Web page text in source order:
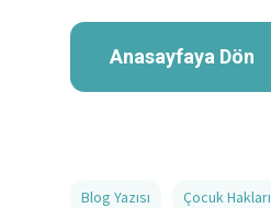
Anasayfaya Dön
Blog Yazısı Çocuk Hakları